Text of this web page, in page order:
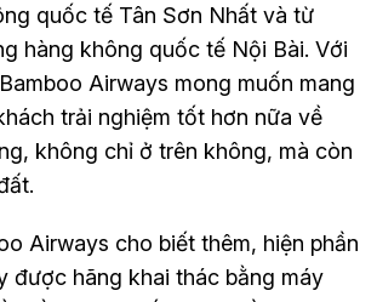
quốc tế Tân Sơn Nhất và từ
hàng không quốc tế Nội Bài. Với
Airways mong muốn mang
trải nghiệm tốt hơn nữa về
không chỉ ở trên không, mà còn
Airways cho biết thêm, hiện phần
được hãng khai thác bằng máy